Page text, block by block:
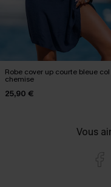
Robe cover up courte bleue
chemise
25,90 €
Vous